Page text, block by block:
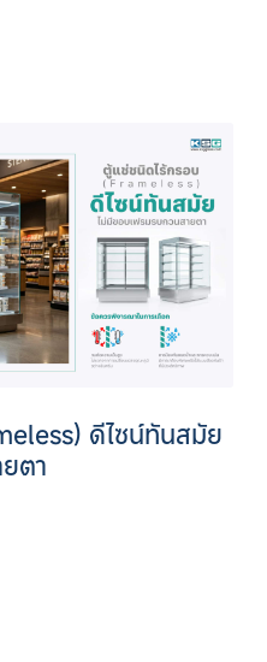
ดีไซน์ทันสมัย
ตา